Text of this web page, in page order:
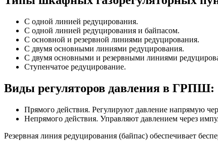
С одной линией редуцирования.
С одной линией редуцирования и байпасом.
С основной и резервной линиями редуцирования.
С двумя основными линиями редуцирования.
С двумя основными и резервными линиями
Ступенчатое редуцирование.
Виды регуляторов давления в ГРПШ:
Прямого действия. Регулируют давление напрямую
Непрямого действия. Управляют давлением через
Резервная линия редуцирования (байпас) обеспечивает